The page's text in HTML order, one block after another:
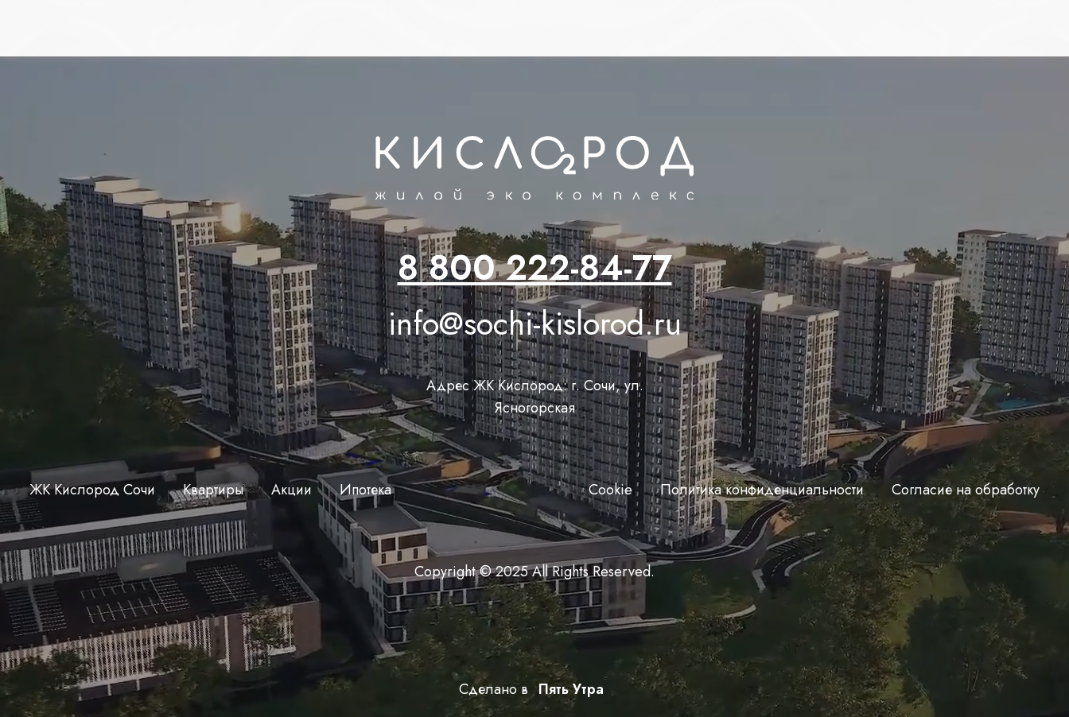
8 800 222-84-77
info@sochi-kislorod.ru
Адрес ЖК Кислород: г. Сочи, ул.
Ясногорская
ЖК Кислород Сочи Квартиры Акции Ипотека Сookie Политика конфиденциальности Согласие на обработку
Copyright © 2025 All Rights Reserved.
Сделано в Пять Утра